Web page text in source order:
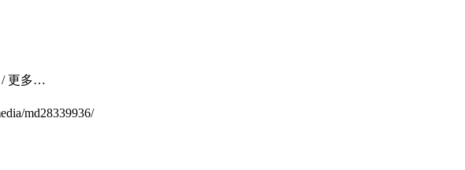
/ 更多…
md28339936/